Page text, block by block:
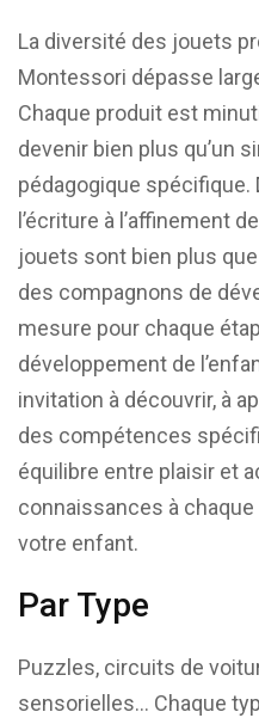
La diversité des jouets
Montessori dépasse
Chaque produit est
devenir bien plus qu’un
pédagogique spécifique.
l’écriture à l’affinement
jouets sont bien plus
des compagnons de
mesure pour chaque
développement de
invitation à découvrir, à
des compétences
équilibre entre plaisir et
connaissances à
votre enfant.
Par Type
Puzzles, circuits de
sensorielles… Chaque